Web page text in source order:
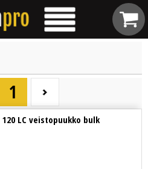
1
LC veistopuukko bulk